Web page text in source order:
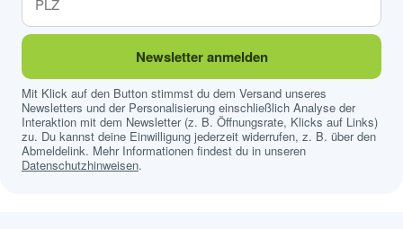
Newsletter anmelden
Mit Klick auf den Button stimmst du dem Versand unseres
Newsletters und der Personalisierung einschließlich Analyse der
Interaktion mit dem Newsletter (z. B. Öffnungsrate, Klicks auf Links)
zu. Du kannst deine Einwilligung jederzeit widerrufen, z. B. über den
Abmeldelink. Mehr Informationen findest du in unseren
Datenschutzhinweisen.